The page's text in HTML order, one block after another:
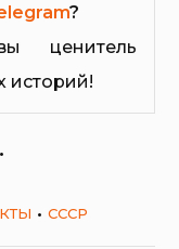
?
ценитель
историй!
СССР